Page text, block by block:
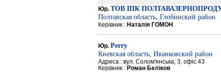
Юр. ТОВ ІПК
Полтавская область, Глобинский район
Керівник : Наталія ГОМОН
Юр. Perry
Киевская область, Иванковский район
Адреса : вул. Солом'янська, 3, офіс 43
Керівник : Роман Беліков